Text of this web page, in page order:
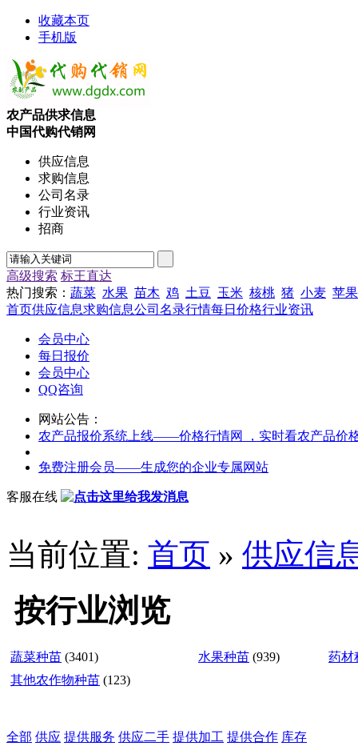
收藏本页
手机版
农产品供求信息
中国代购代销网
供应信息
求购信息
公司名录
行业资讯
招商
高级搜索 标王直达
热门搜索： 蔬菜 水果 苗木 鸡 土豆 玉米 核桃 猪 小麦 苹果
首页供应信息求购信息公司名录行情每日价格行业资讯
会员中心
每日报价
会员中心
QQ咨询
网站公告：
农产品报价系统上线——价格行情网 ，实时看农产品价
免费注册会员——生成您的企业专属网站
客服在线
当前位置: 首页 » 供应信
按行业浏览
蔬菜种苗 (3401) 水果种苗 (939)
药材
其他农作物种苗 (123)
全部 供应 提供服务 供应二手 提供加工 提供合作 库存